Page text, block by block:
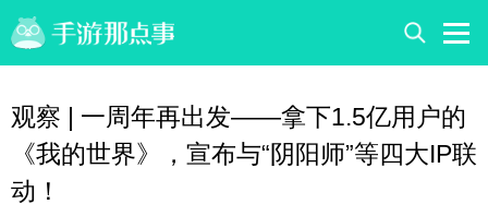
观察 | 一周年再出发——拿下1.5亿用户的
《我的世界》，宣布与“阴阳师”等四大IP联
动！